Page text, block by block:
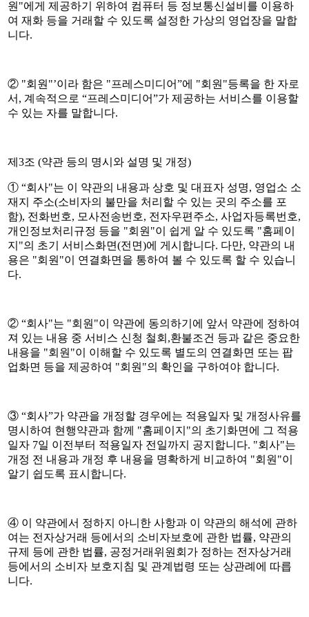
원"에게 제공하기 위하여 컴퓨터 등 정보통신설비를 이용하
여 재화 등을 거래할 수 있도록 설정한 가상의 영업장을 말합
니다.
② "회원"’이라 함은 "프레스미디어”에 "회원"등록을 한 자로
서, 계속적으로 “프레스미디어”가 제공하는 서비스를 이용할
수 있는 자를 말합니다.
제3조 (약관 등의 명시와 설명 및 개정)
① “회사"는 이 약관의 내용과 상호 및 대표자 성명, 영업소 소
재지 주소(소비자의 불만을 처리할 수 있는 곳의 주소를 포
함), 전화번호, 모사전송번호, 전자우편주소, 사업자등록번호,
개인정보처리규정 등을 "회원"이 쉽게 알 수 있도록 "홈페이
지"의 초기 서비스화면(전면)에 게시합니다. 다만, 약관의 내
용은 "회원"이 연결화면을 통하여 볼 수 있도록 할 수 있습니
다.
② “회사"는 "회원"이 약관에 동의하기에 앞서 약관에 정하여
져 있는 내용 중 서비스 신청 철회,환불조건 등과 같은 중요한
내용을 "회원"이 이해할 수 있도록 별도의 연결화면 또는 팝
업화면 등을 제공하여 "회원"의 확인을 구하여야 합니다.
③ “회사”가 약관을 개정할 경우에는 적용일자 및 개정사유를
명시하여 현행약관과 함께 "홈페이지"의 초기화면에 그 적용
일자 7일 이전부터 적용일자 전일까지 공지합니다. "회사"는
개정 전 내용과 개정 후 내용을 명확하게 비교하여 "회원"이
알기 쉽도록 표시합니다.
④ 이 약관에서 정하지 아니한 사항과 이 약관의 해석에 관하
여는 전자상거래 등에서의 소비자보호에 관한 법률, 약관의
규제 등에 관한 법률, 공정거래위원회가 정하는 전자상거래
등에서의 소비자 보호지침 및 관계법령 또는 상관례에 따릅
니다.